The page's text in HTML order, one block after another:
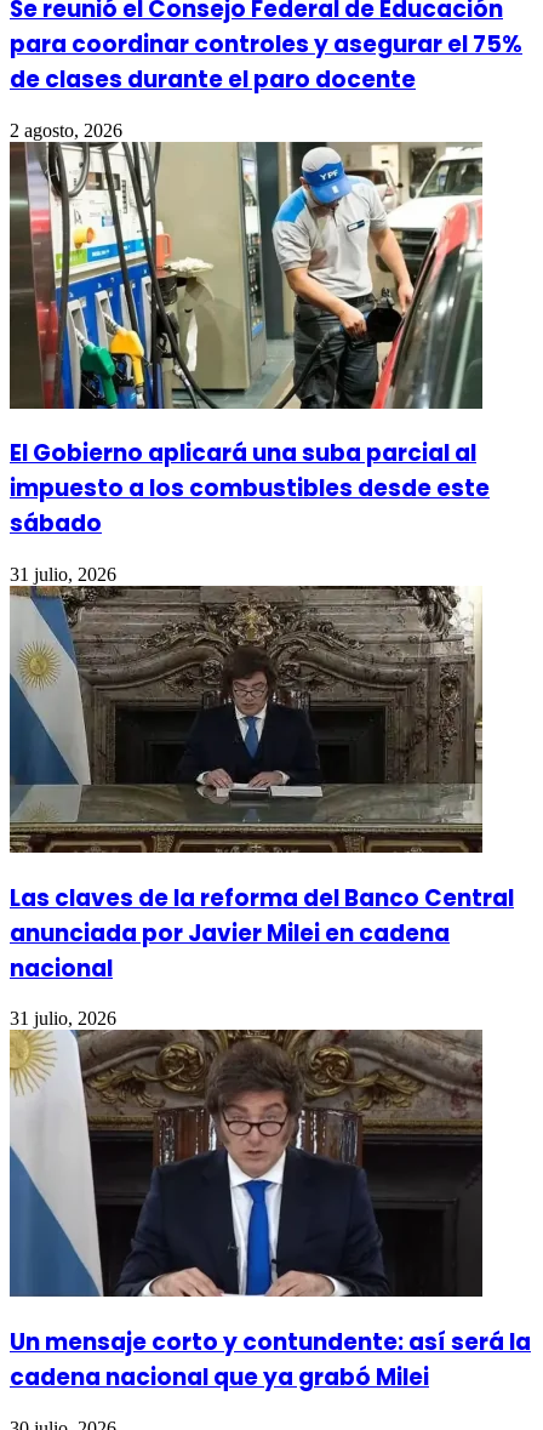
Se reunió el Consejo Federal de Educación
para coordinar controles y asegurar el 75%
de clases durante el paro docente
2 agosto, 2026
El Gobierno aplicará una suba parcial al
impuesto a los combustibles desde este
sábado
31 julio, 2026
Las claves de la reforma del Banco Central
anunciada por Javier Milei en cadena
nacional
31 julio, 2026
Un mensaje corto y contundente: así será la
cadena nacional que ya grabó Milei